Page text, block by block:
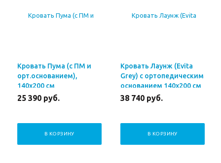
Кровать Пума (с ПМ и
орт.основанием),
140х200 см
25 390 руб.
В КОРЗИНУ
Кровать Лаунж (Evita
Grey) с ортопедическим
основанием 140x200 см
38 740 руб.
В КОРЗИНУ